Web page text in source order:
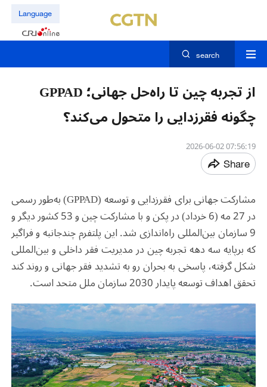
Language
search
از تجربه چین تا راه‌حل جهانی؛ GPPAD
چگونه فقرزدایی را متحول می‌کند؟
07:56:19 2026-06-02
Share
مشارکت جهانی برای فقرزدایی و توسعه(GPPAD)به‌طور رسمی
در 27 مه (6 خرداد) در پکن و با مشارکت چین و 53 کشور دیگر و
9 سازمان بین‌المللی راه‌اندازی شد. این پلتفرم چندجانبه و فراگیر
که بر‌پایه سه دهه تجربه چین در مدیریت فقر داخلی و بین‌المللی
شکل گرفته، پاسخی به بحران رو به تشدید فقر جهانی و روند کند
تحقق اهداف توسعه پایدار 2030 سازمان ملل متحد است
.